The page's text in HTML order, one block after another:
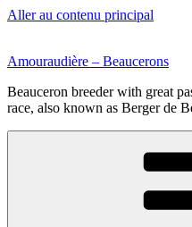
Aller au contenu principal
Amouraudière – Beaucerons
Beauceron breeder with great
race, also known as Berger de